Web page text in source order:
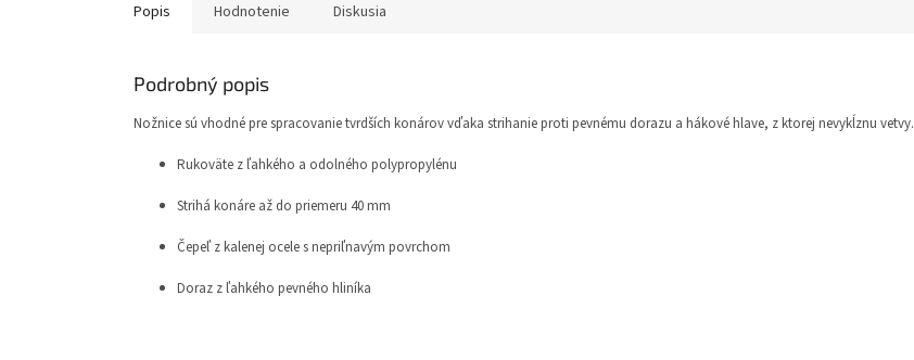
Popis Hodnotenie Diskusia
Podrobný popis
Nožnice sú vhodné pre spracovanie tvrdších konárov vďaka strihanie proti pevnému dorazu a hákové hlave, z ktorej nevykĺznu vetvy.
Rukoväte z ľahkého a odolného polypropylénu
Strihá konáre až do priemeru 40 mm
Čepeľ z kalenej ocele s nepriľnavým povrchom
Doraz z ľahkého pevného hliníka